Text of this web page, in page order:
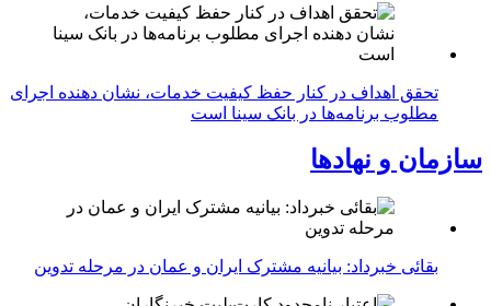
تحقق اهداف در کنار حفظ کیفیت خدمات، نشان دهنده اجرای
مطلوب برنامه‌ها در بانک سینا است
سازمان و نهادها
بقائی خبرداد: بیانیه مشترک ایران و عمان در مرحله تدوین